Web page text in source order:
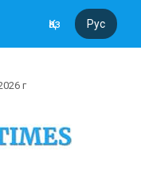
Қаз Рус
г